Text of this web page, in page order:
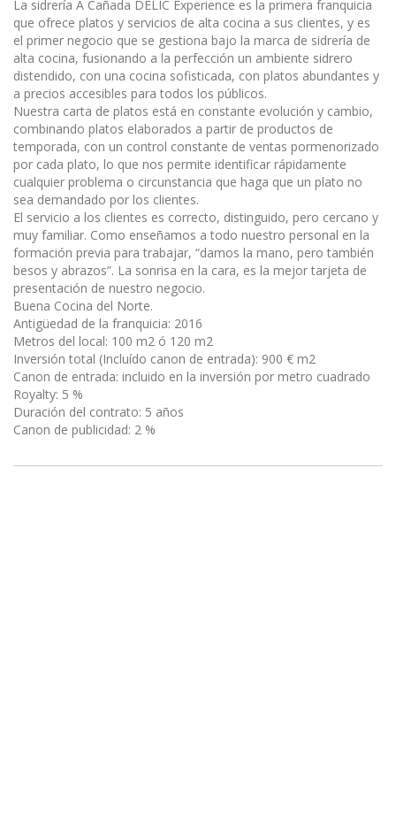
La sidrería A Cañada DELIC Experience es la primera franquicia
que ofrece platos y servicios de alta cocina a sus clientes, y es
el primer negocio que se gestiona bajo la marca de sidrería de
alta cocina, fusionando a la perfección un ambiente sidrero
distendido, con una cocina sofisticada, con platos abundantes y
a precios accesibles para todos los públicos.
Nuestra carta de platos está en constante evolución y cambio,
combinando platos elaborados a partir de productos de
temporada, con un control constante de ventas pormenorizado
por cada plato, lo que nos permite identificar rápidamente
cualquier problema o circunstancia que haga que un plato no
sea demandado por los clientes.
El servicio a los clientes es correcto, distinguido, pero cercano y
muy familiar. Como enseñamos a todo nuestro personal en la
formación previa para trabajar, “damos la mano, pero también
besos y abrazos”. La sonrisa en la cara, es la mejor tarjeta de
presentación de nuestro negocio.
Buena Cocina del Norte.
Antigüedad de la franquicia: 2016
Metros del local: 100 m2 ó 120 m2
Inversión total (Incluído canon de entrada): 900 € m2
Canon de entrada: incluido en la inversión por metro cuadrado
Royalty: 5 %
Duración del contrato: 5 años
Canon de publicidad: 2 %